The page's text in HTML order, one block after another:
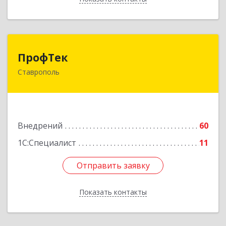
ПрофТек
Ставрополь
Внедрений
60
1С:Специалист
11
Отправить заявку
Показать контакты
355000, Ставропольский край, Ставрополь г,
Отправить заявку
Назад